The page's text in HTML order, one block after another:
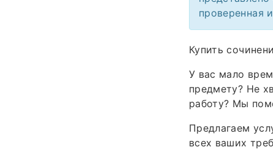
проверенная
Купить
У вас мало
предмету? Не
работу? Мы
Предлагаем
всех ваших